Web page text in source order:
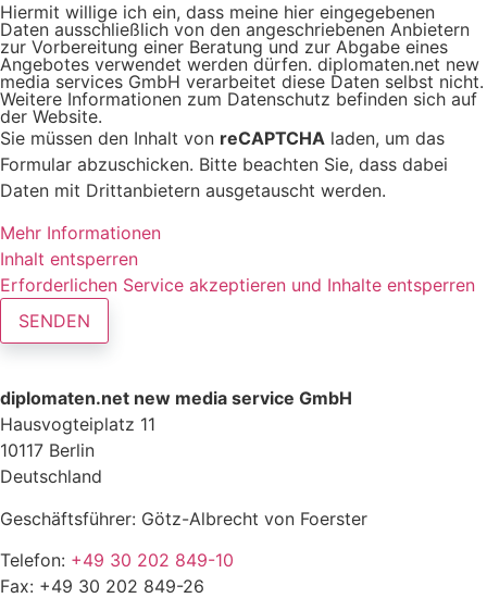
Hiermit willige ich ein, dass meine hier eingegebenen
Daten ausschließlich von den angeschriebenen Anbietern
zur Vorbereitung einer Beratung und zur Abgabe eines
Angebotes verwendet werden dürfen. diplomaten.net new
media services GmbH verarbeitet diese Daten selbst nicht.
Weitere Informationen zum Datenschutz befinden sich auf
der Website.
Sie müssen den Inhalt von reCAPTCHA laden, um das
Formular abzuschicken. Bitte beachten Sie, dass dabei
Daten mit Drittanbietern ausgetauscht werden.
Mehr Informationen
Inhalt entsperren
Erforderlichen Service akzeptieren und Inhalte entsperren
SENDEN
diplomaten.net new media service GmbH
Hausvogteiplatz 11
10117 Berlin
Deutschland
Geschäftsführer: Götz-Albrecht von Foerster
Telefon: +49 30 202 849-10
Fax: +49 30 202 849-26